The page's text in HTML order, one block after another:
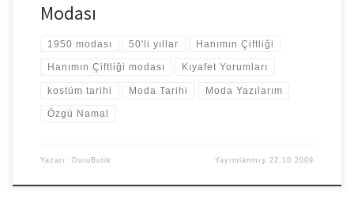
Modası
1950 modası 50'li yıllar Hanımın Çiftliği
Hanımın Çiftliği modası Kıyafet Yorumları
kostüm tarihi Moda Tarihi Moda Yazılarım
Özgü Namal
Yazarı: DuruButik Yayımlanmış 22.10.2009